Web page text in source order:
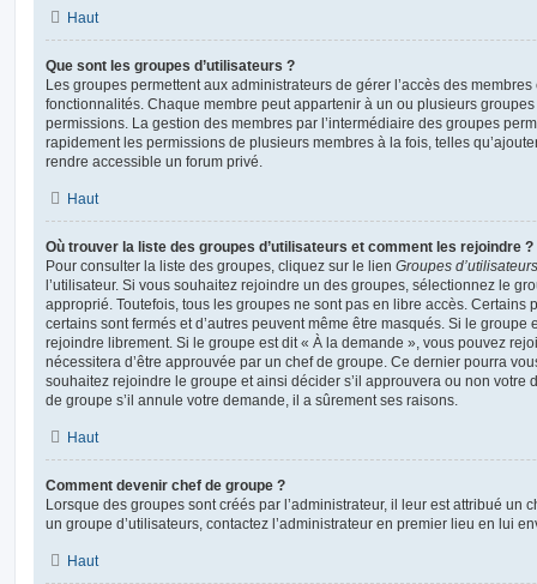
Haut
Que sont les groupes d’utilisateurs ?
Les groupes permettent aux administrateurs de gérer l’accès des
fonctionnalités. Chaque membre peut appartenir à un ou plusieurs
permissions. La gestion des membres par l’intermédiaire des groupes
rapidement les permissions de plusieurs membres à la fois, telles
rendre accessible un forum privé.
Haut
Où trouver la liste des groupes d’utilisateurs et comment les rejoindre ?
Pour consulter la liste des groupes, cliquez sur le lien Groupes d’utilisateurs
l’utilisateur. Si vous souhaitez rejoindre un des groupes, sélectionnez le
approprié. Toutefois, tous les groupes ne sont pas en libre accès. Certains
certains sont fermés et d’autres peuvent même être masqués. Si le groupe
rejoindre librement. Si le groupe est dit « À la demande », vous pouvez
nécessitera d’être approuvée par un chef de groupe. Ce dernier pourra
souhaitez rejoindre le groupe et ainsi décider s’il approuvera ou non votre
de groupe s’il annule votre demande, il a sûrement ses raisons.
Haut
Comment devenir chef de groupe ?
Lorsque des groupes sont créés par l’administrateur, il leur est attribué un
un groupe d’utilisateurs, contactez l’administrateur en premier lieu en lui
Haut